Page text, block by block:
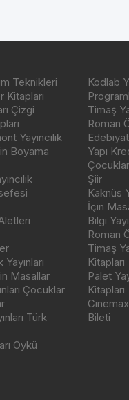
Teknikleri
Kitapları
Çizgi
Yayıncılık
Boyama
Masallar
Çocuklar
Türk
Öykü
Kodlab
Timaş
Roman
Edebiyat
Yapı
Şiir
Kaknüs
İçin
Bilgi
Roman
Timaş
Kitapları
Palet
Kitapları
Bileti